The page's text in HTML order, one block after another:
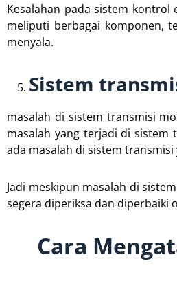
Kesalahan pada sistem kontrol
meliputi berbagai komponen,
menyala.
Sistem
masalah di sistem transmisi
masalah yang terjadi di sistem
ada masalah di sistem
Jadi meskipun masalah di
segera diperiksa dan diperbaiki
Cara